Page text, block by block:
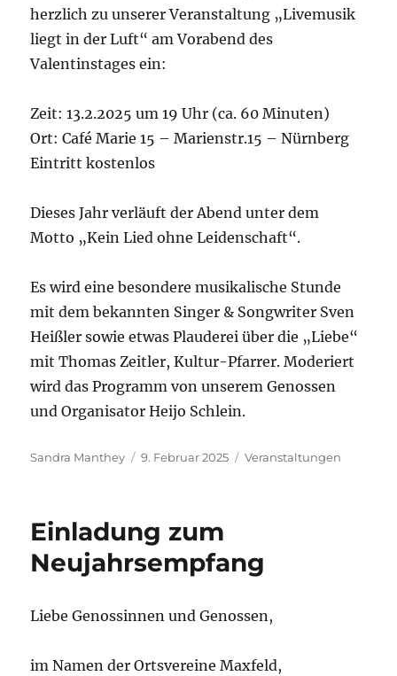
herzlich zu unserer Veranstaltung „Livemusik
liegt in der Luft“ am Vorabend des
Valentinstages ein:
Zeit: 13.2.2025 um 19 Uhr (ca. 60 Minuten)
Ort: Café Marie 15 – Marienstr.15 – Nürnberg
Eintritt kostenlos
Dieses Jahr verläuft der Abend unter dem
Motto „Kein Lied ohne Leidenschaft“.
Es wird eine besondere musikalische Stunde
mit dem bekannten Singer & Songwriter Sven
Heißler sowie etwas Plauderei über die „Liebe“
mit Thomas Zeitler, Kultur-Pfarrer. Moderiert
wird das Programm von unserem Genossen
und Organisator Heijo Schlein.
Autor
Sandra Manthey
Veröffentlicht
9. Februar 2025 Kategorien
Veranstaltungen
Einladung zum
Neujahrsempfang
Liebe Genossinnen und Genossen,
im Namen der Ortsvereine Maxfeld,